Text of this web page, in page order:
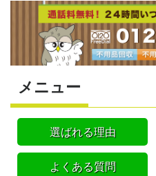
メニュー
選ばれる理由
よくある質問